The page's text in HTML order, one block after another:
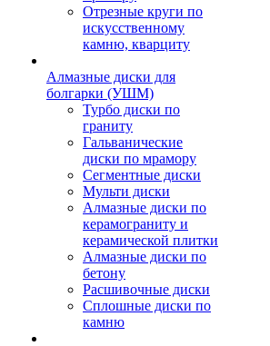
Отрезные круги по
искусственному
камню, кварциту
Алмазные диски для
болгарки (УШМ)
Турбо диски по
граниту
Гальванические
диски по мрамору
Сегментные диски
Мульти диски
Алмазные диски по
керамограниту и
керамической плитки
Алмазные диски по
бетону
Расшивочные диски
Сплошные диски по
камню